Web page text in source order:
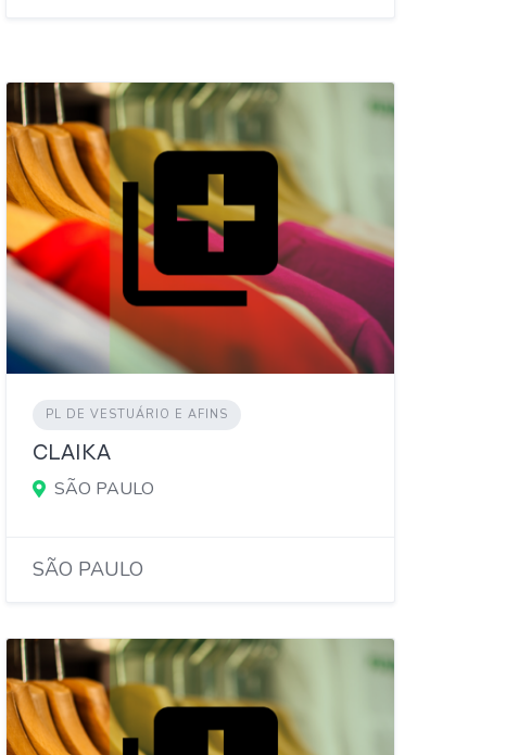
PL DE VESTUÁRIO E AFINS
CLAIKA
SÃO PAULO
SÃO PAULO